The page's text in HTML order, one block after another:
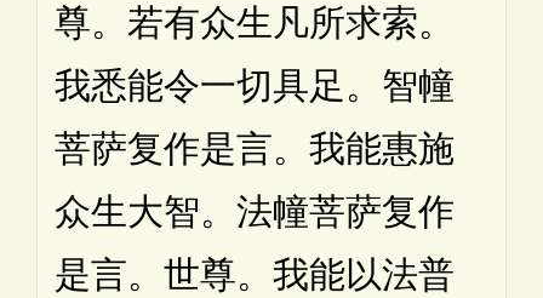
尊。若有众生凡所求索。
我悉能令一切具足。智幢
菩萨复作是言。我能惠施
众生大智。法幢菩萨复作
是言。世尊。我能以法普